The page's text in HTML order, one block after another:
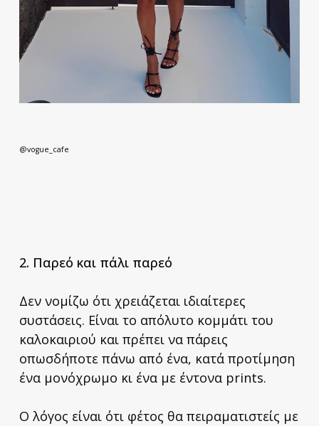
@vogue_cafe
2. Παρεό και πάλι παρεό
Δεν νομίζω ότι χρειάζεται ιδιαίτερες
συστάσεις. Είναι το απόλυτο κομμάτι του
καλοκαιριού και πρέπει να πάρεις
οπωσδήποτε πάνω από ένα, κατά προτίμηση
ένα μονόχρωμο κι ένα με έντονα prints.
Ο λόγος είναι ότι φέτος θα πειραματιστείς με